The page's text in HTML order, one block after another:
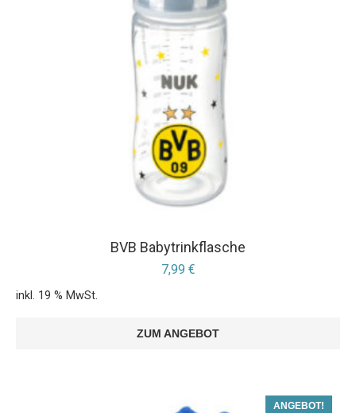
BVB Babytrinkflasche
7,99 €
inkl. 19 % MwSt.
ZUM ANGEBOT
ANGEBOT!